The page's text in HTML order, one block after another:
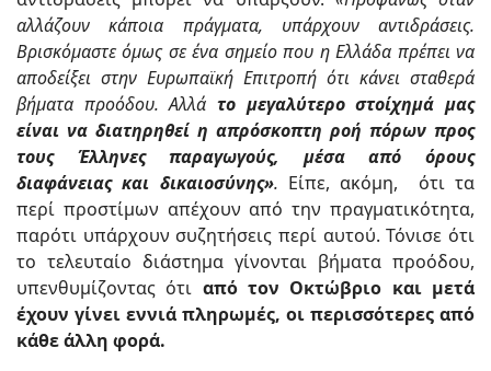
αλλάζουν κάποια πράγματα, υπάρχουν αντιδράσεις.
Βρισκόμαστε όμως σε ένα σημείο που η Ελλάδα πρέπει να
αποδείξει στην Ευρωπαϊκή Επιτροπή ότι κάνει σταθερά
βήματα προόδου. Αλλά το μεγαλύτερο στοίχημά μας
είναι να διατηρηθεί η απρόσκοπτη ροή πόρων προς
τους Έλληνες παραγωγούς, μέσα από όρους
διαφάνειας και δικαιοσύνης». Είπε, ακόμη, ότι τα
περί προστίμων απέχουν από την πραγματικότητα,
παρότι υπάρχουν συζητήσεις περί αυτού. Τόνισε ότι
το τελευταίο διάστημα γίνονται βήματα προόδου,
υπενθυμίζοντας ότι από τον Οκτώβριο και μετά
έχουν γίνει εννιά πληρωμές, οι περισσότερες από
κάθε άλλη φορά.